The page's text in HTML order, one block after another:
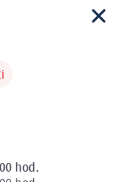
hod.